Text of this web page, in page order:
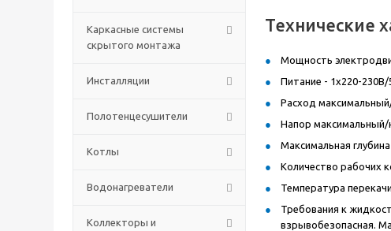
Каркасные системы
скрытого монтажа
Инсталляции
Полотенцесушители
Котлы
Водонагреватели
Коллекторы и
Технические
Мощность
Питание - 1x220-230В/
Расход
Напор максимальный/
Максимальная
Количество рабочих
Температура
Требования к
взрывобезопасная.